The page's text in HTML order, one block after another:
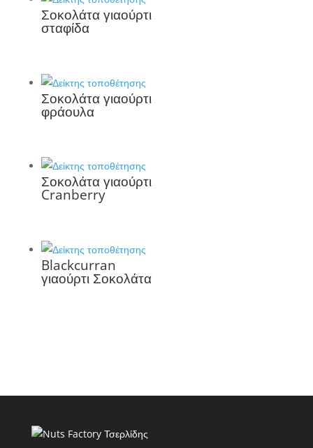
Σοκολάτα γιαούρτι
σταφίδα
Σοκολάτα γιαούρτι
φράουλα
Σοκολάτα γιαούρτι
Cranberry
Blackcurran
γιαούρτι Σοκολάτα